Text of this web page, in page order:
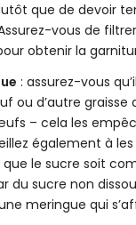
que de devoir
vous de
obtenir la
: assurez-vous
ou d’autre graisse
– cela les
également à
que le sucre soit
du sucre non
meringue qui